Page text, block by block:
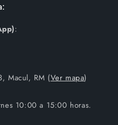
:
Macul, RM (Ver mapa)
10:00 a 15:00 horas.